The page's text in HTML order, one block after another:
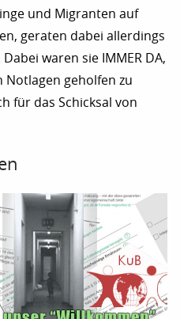
und Migranten auf
geraten dabei allerdings
waren sie IMMER DA,
Notlagen geholfen zu
für das Schicksal von